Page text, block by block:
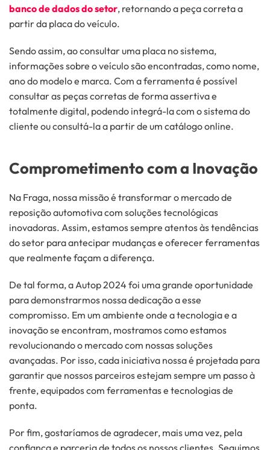
banco de dados do setor, retornando a peça correta a
partir da placa do veículo.
Sendo assim, ao consultar uma placa no sistema,
informações sobre o veículo são encontradas, como nome,
ano do modelo e marca. Com a ferramenta é possível
consultar as peças corretas de forma assertiva e
totalmente digital, podendo integrá-la com o sistema do
cliente ou consultá-la a partir de um catálogo online.
Comprometimento com a Inovação
Na Fraga, nossa missão é transformar o mercado de
reposição automotiva com soluções tecnológicas
inovadoras. Assim, estamos sempre atentos às tendências
do setor para antecipar mudanças e oferecer ferramentas
que realmente façam a diferença.
De tal forma, a Autop 2024 foi uma grande oportunidade
para demonstrarmos nossa dedicação a esse
compromisso. Em um ambiente onde a tecnologia e a
inovação se encontram, mostramos como estamos
revolucionando o mercado com nossas soluções
avançadas. Por isso, cada iniciativa nossa é projetada para
garantir que nossos parceiros estejam sempre um passo à
frente, equipados com ferramentas e tecnologias de
ponta.
Por fim, gostaríamos de agradecer, mais uma vez, pela
confiança e parceria de todos os nossos clientes. Seguimos